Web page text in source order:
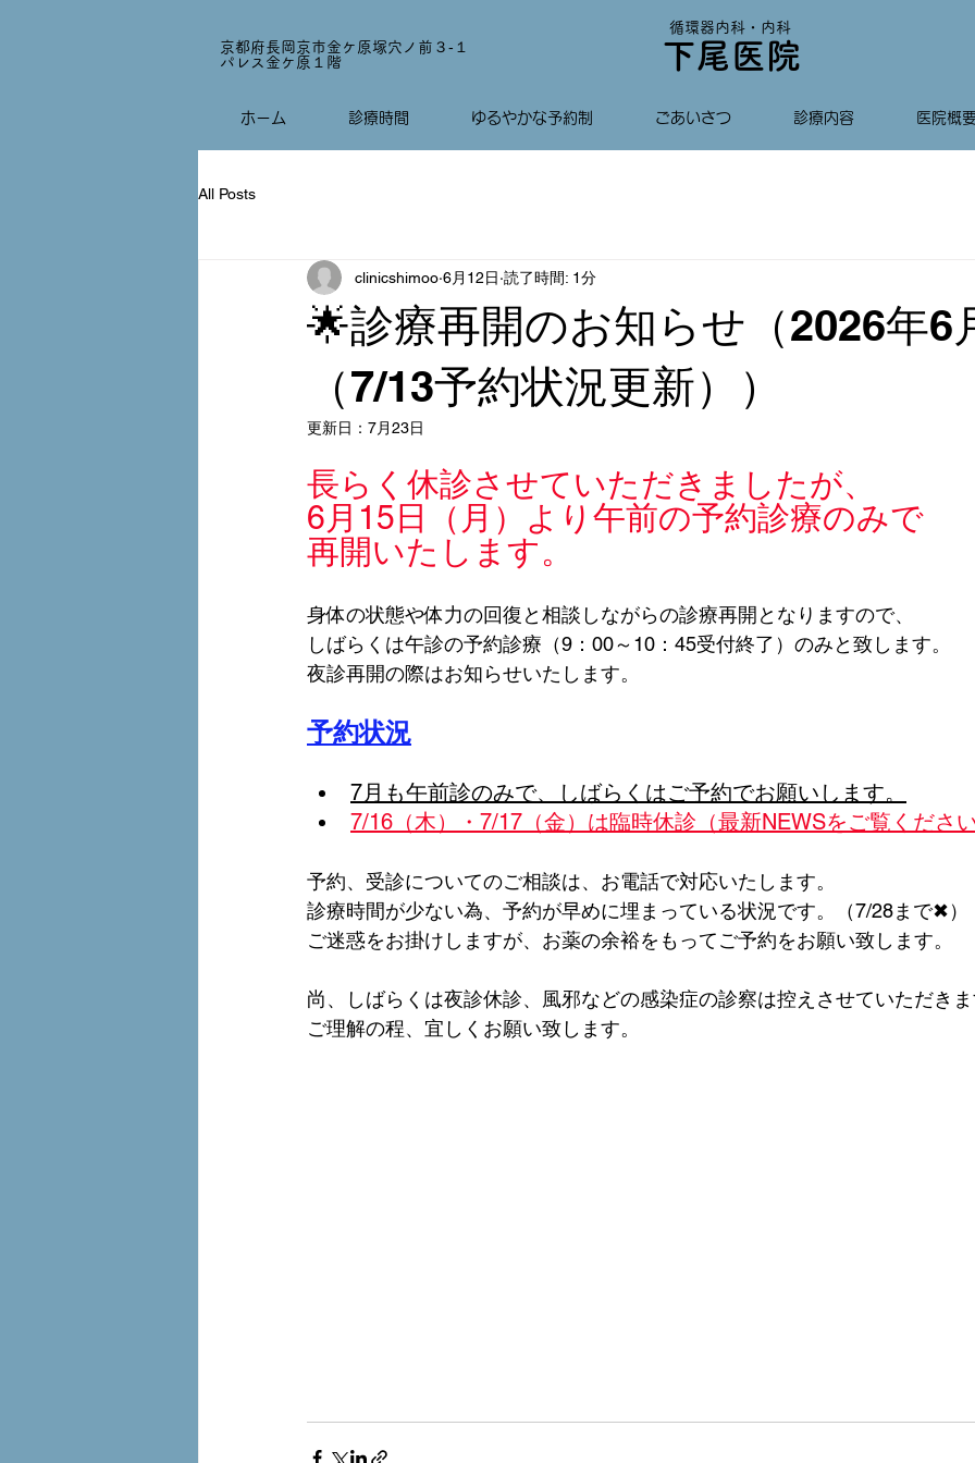
​循環器内科・内科
京都府長岡京市金ケ原塚穴ノ前３‐１
パレス金ケ原１階
​下尾医院
ホーム 診療時間 ゆるやかな予約制 ごあいさつ 診療内容 医院概
All Posts
🌟診療再開のお知らせ（2026年6
（7/13予約状況更新））
clinicshimoo 6月12日 読了時間: 1分
更新日： 7月23日
長らく休診させていただきましたが、
6月15日（月）より午前の予約診療のみで
再開いたします。
身体の状態や体力の回復と相談しながらの診療再開となりますので、
しばらくは午診の予約診療（9：00～10：45受付終了）のみと致します。
夜診再開の際はお知らせいたします。
予約状況
7月も午前診のみで、しばらくはご予約でお願いします。
7/16（木）・7/17（金）は臨時休診（最新NEWSをご覧くださ
予約、受診についてのご相談は、お電話で対応いたします。
診療時間が少ない為、予約が早めに埋まっている状況です。（7/28まで✖）
ご迷惑をお掛けしますが、お薬の余裕をもってご予約をお願い致します。
尚、しばらくは夜診休診、風邪などの感染症の診察は控えさせていただき
ご理解の程、宜しくお願い致します。